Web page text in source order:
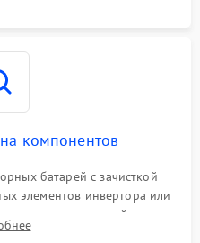
компонентов
батарей с зачисткой
элементов инвертора или
новых радиодеталей.
токоведущих дорожек и